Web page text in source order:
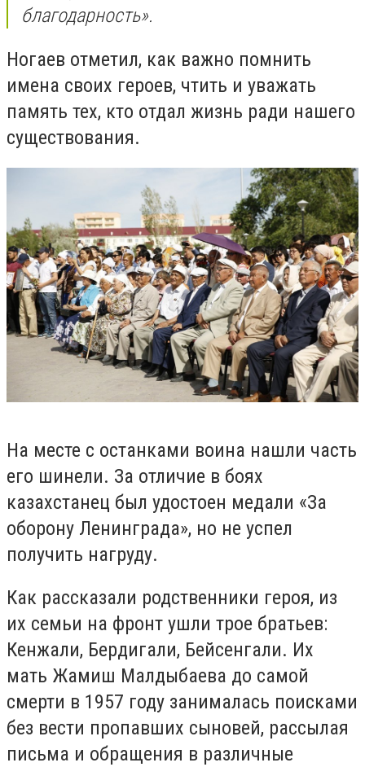
благодарность».
Ногаев отметил, как важно помнить
имена своих героев, чтить и уважать
память тех, кто отдал жизнь ради нашего
существования.
На месте с останками воина нашли часть
его шинели. За отличие в боях
казахстанец был удостоен медали «За
оборону Ленинграда», но не успел
получить нагруду.
Как рассказали родственники героя, из
их семьи на фронт ушли трое братьев:
Кенжали, Бердигали, Бейсенгали. Их
мать Жамиш Малдыбаева до самой
смерти в 1957 году занималась поисками
без вести пропавших сыновей, рассылая
письма и обращения в различные